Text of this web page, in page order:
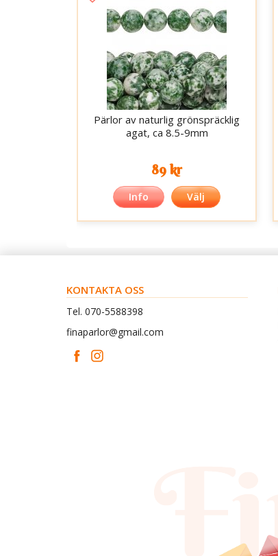
Pärlor av naturlig grönspräcklig
agat, ca 8.5-9mm
89 kr
Info Välj
KONTAKTA OSS
Tel. 070-5588398
finaparlor@gmail.com